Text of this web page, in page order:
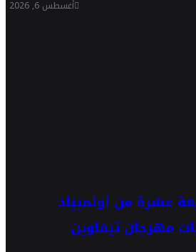
أغسطس 6, 2026
عشرة من أولمبياد
مهرجان تيفاوين